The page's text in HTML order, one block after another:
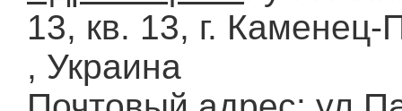
13, кв. 13, г. Каменец-
, Украина